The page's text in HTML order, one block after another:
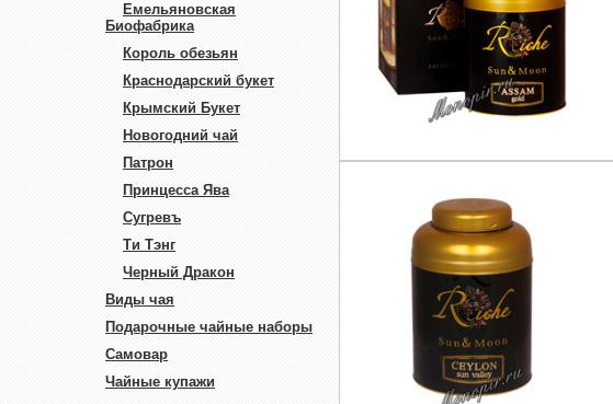
Емельяновская
Биофабрика
Король обезьян
Краснодарский букет
Крымский Букет
Новогодний чай
Патрон
Принцесса Ява
Сугревъ
Ти Тэнг
Черный Дракон
Виды чая
Подарочные чайные наборы
Самовар
Чайные купажи